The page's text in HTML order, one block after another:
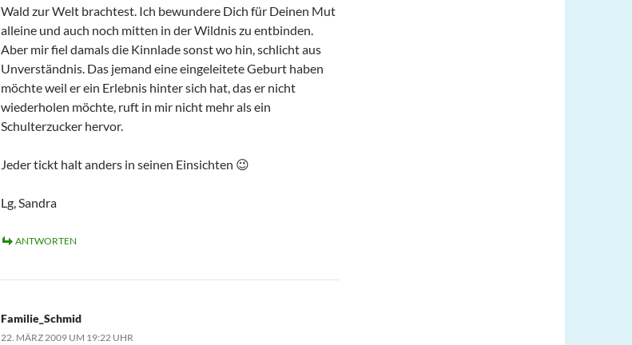
Wald zur Welt brachtest. Ich bewundere Dich für Deinen Mut
alleine und auch noch mitten in der Wildnis zu entbinden.
Aber mir fiel damals die Kinnlade sonst wo hin, schlicht aus
Unverständnis. Das jemand eine eingeleitete Geburt haben
möchte weil er ein Erlebnis hinter sich hat, das er nicht
wiederholen möchte, ruft in mir nicht mehr als ein
Schulterzucker hervor.
Jeder tickt halt anders in seinen Einsichten 😉
Lg, Sandra
ANTWORTEN
Familie_Schmid
22. MÄRZ 2009 UM 19:22 UHR